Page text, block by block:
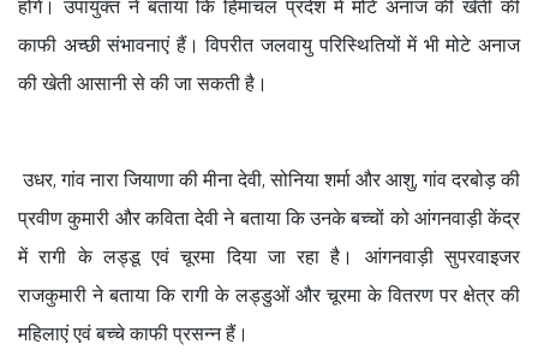
होंगे। उपायुक्त ने बताया कि हिमाचल प्रदेश में मोटे अनाज की खेती की
काफी अच्छी संभावनाएं हैं। विपरीत जलवायु परिस्थितियों में भी मोटे अनाज
की खेती आसानी से की जा सकती है।
उधर, गांव नारा जियाणा की मीना देवी, सोनिया शर्मा और आशु, गांव दरबोड़ की
प्रवीण कुमारी और कविता देवी ने बताया कि उनके बच्चों को आंगनवाड़ी केंद्र
में रागी के लड्डू एवं चूरमा दिया जा रहा है। आंगनवाड़ी सुपरवाइजर
राजकुमारी ने बताया कि रागी के लड्डुओं और चूरमा के वितरण पर क्षेत्र की
महिलाएं एवं बच्चे काफी प्रसन्न हैं।